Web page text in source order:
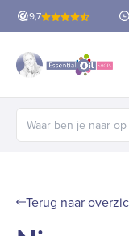
9,7 (1–2 werkdagen)
Zoeken naar:
Terug naar